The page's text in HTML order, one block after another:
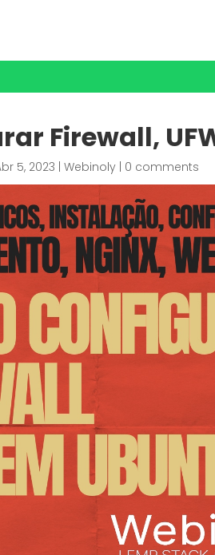
Firewall,
5, 2023 Webinoly 0 comments